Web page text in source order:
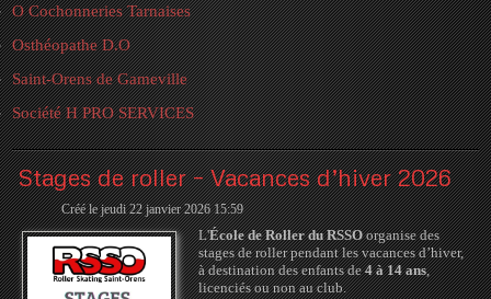
O Cochonneries Tarnaises
Osthéopathe D.O
Saint-Orens de Gameville
Société H PRO SERVICES
Stages de roller – Vacances d’hiver 2026
Créé le jeudi 22 janvier 2026 15:59
L'École de Roller du RSSOorganise des
stages de roller pendant les vacances d’hiver,
à destination des enfants de4 à 14 ans,
licenciés ou non au club.